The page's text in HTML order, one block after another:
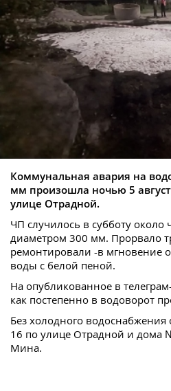
Коммунальная авария на
мм произошла ночью 5
улице Отрадной.
ЧП случилось в субботу около
диаметром 300 мм. Прорвало
ремонтировали -в мгновение
воды с белой пеной.
На опубликованное в
как постепенно в водоворот
Без холодного
16 по улице Отрадной и дома
Мина.